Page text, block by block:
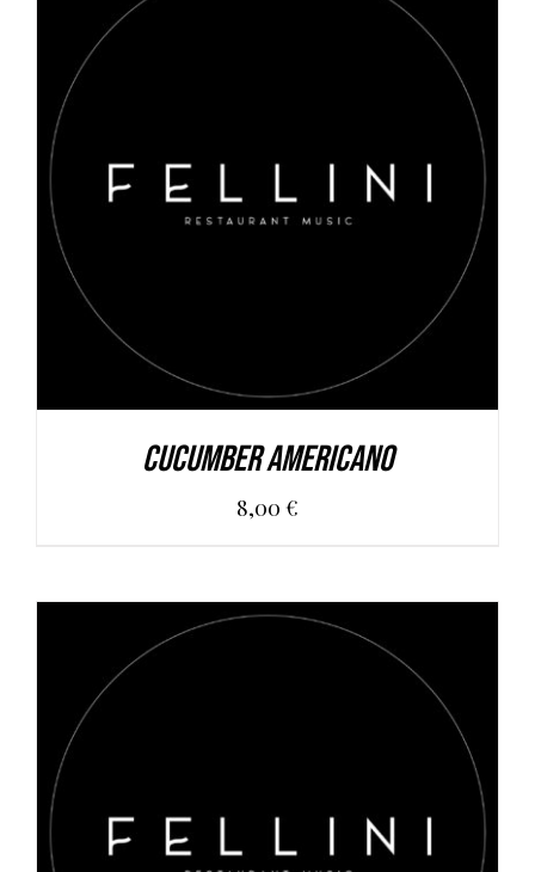
AGGIUNGI AL CARRELLO DETAILS
Cucumber Americano
8,00 €
AGGIUNGI AL CARRELLO DETAILS